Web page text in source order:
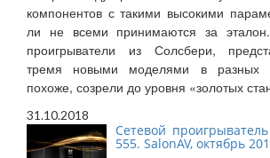
компонентов с такими высокими
ли не всеми принимаются за
проигрыватели из Солсбери,
тремя новыми моделями в разных
похоже, созрели до уровня «золотых
31.10.2018
Сетевой
555. SalonAV, октябрь